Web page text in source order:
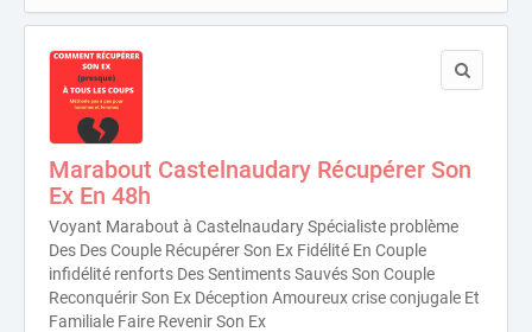
Marabout Castelnaudary Récupérer Son
Ex En 48h
Voyant Marabout à Castelnaudary Spécialiste problème
Des Des Couple Récupérer Son Ex Fidélité En Couple
infidélité renforts Des Sentiments Sauvés Son Couple
Reconquérir Son Ex Déception Amoureux crise conjugale Et
Familiale Faire Revenir Son Ex